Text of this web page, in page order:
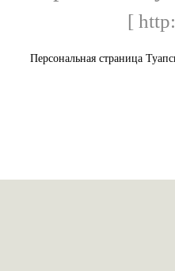
[
Персональная страница